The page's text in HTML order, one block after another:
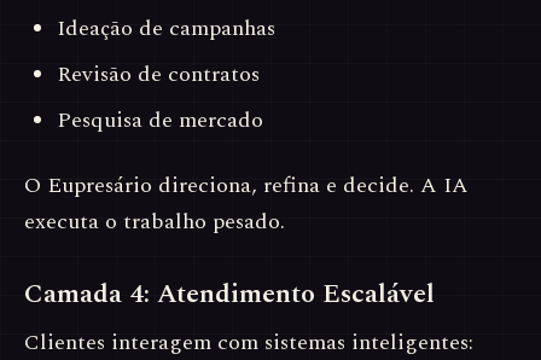
Ideação de campanhas
Revisão de contratos
Pesquisa de mercado
O Eupresário direciona, refina e decide. A IA
executa o trabalho pesado.
Camada 4: Atendimento Escalável
Clientes interagem com sistemas inteligentes: